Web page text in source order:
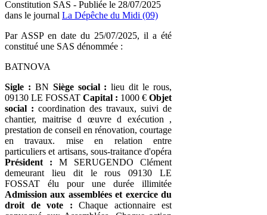
Constitution SAS - Publiée le 28/07/2025
dans le journal La Dépêche du Midi (09)
Par ASSP en date du 25/07/2025, il a été
constitué une SAS dénommée :
BATNOVA
Sigle : BN Siège social : lieu dit le rous,
09130 LE FOSSAT Capital : 1000 € Objet
social : coordination des travaux, suivi de
chantier, maitrise d œuvre d exécution ,
prestation de conseil en rénovation, courtage
en travaux. mise en relation entre
particuliers et artisans, sous-traitance d'opéra
Président : M SERUGENDO Clément
demeurant lieu dit le rous 09130 LE
FOSSAT élu pour une durée illimitée
Admission aux assemblées et exercice du
droit de vote : Chaque actionnaire est